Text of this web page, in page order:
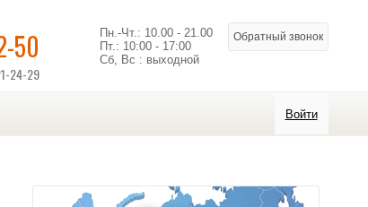
50
24-29
Пн.-Чт.: 10.00 - 21.00
Пт.: 10:00 - 17:00
Сб, Вс : выходной
Обратный звонок
Войти